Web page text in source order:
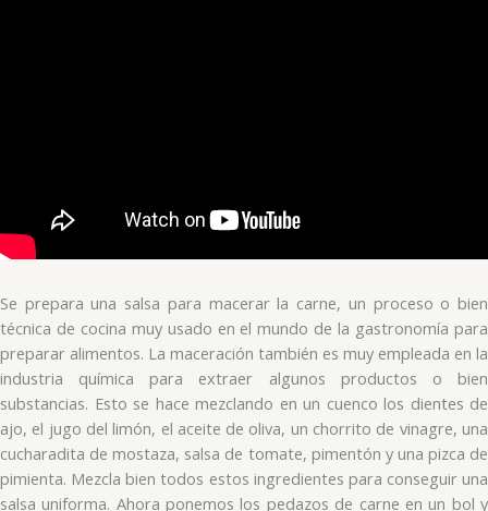
Se prepara una salsa para macerar la carne, un proceso o bien
técnica de cocina muy usado en el mundo de la gastronomía para
preparar alimentos. La maceración también es muy empleada en la
industria química para extraer algunos productos o bien
substancias. Esto se hace mezclando en un cuenco los dientes de
ajo, el jugo del limón, el aceite de oliva, un chorrito de vinagre, una
cucharadita de mostaza, salsa de tomate, pimentón y una pizca de
pimienta. Mezcla bien todos estos ingredientes para conseguir una
salsa uniforma. Ahora ponemos los pedazos de carne en un bol y